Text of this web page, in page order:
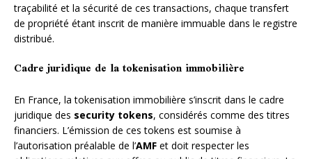
traçabilité et la sécurité de ces transactions, chaque transfert
de propriété étant inscrit de manière immuable dans le registre
distribué.
Cadre juridique de la tokenisation immobilière
En France, la tokenisation immobilière s’inscrit dans le cadre
juridique des security tokens, considérés comme des titres
financiers. L’émission de ces tokens est soumise à
l’autorisation préalable de l’AMF et doit respecter les